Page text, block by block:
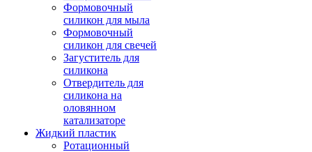
Формовочный
силикон для мыла
Формовочный
силикон для свечей
Загуститель для
силикона
Отвердитель для
силикона на
оловянном
катализаторе
Жидкий пластик
Ротационный